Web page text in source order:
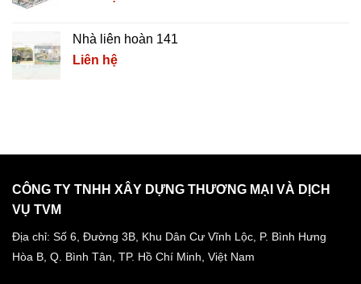
Nhà liên hoàn 141
Liên hệ
CÔNG TY TNHH XÂY DỰNG THƯƠNG MẠI VÀ DỊCH
VỤ TVM
Địa chỉ: Số 6, Đường 3B, Khu Dân Cư Vĩnh Lộc, P. Bình Hưng
Hòa B, Q. Bình Tân, TP. Hồ Chí Minh, Việt Nam